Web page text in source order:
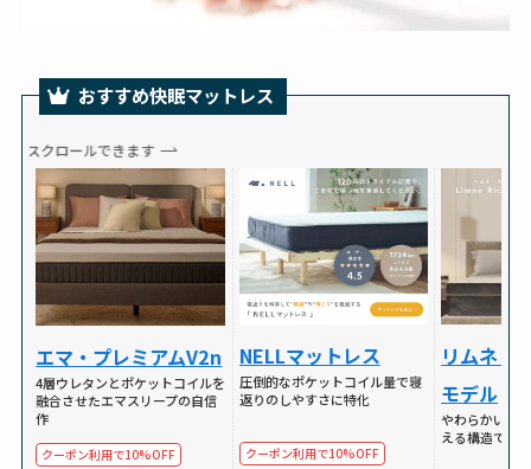
おすすめ快眠マットレス
スクロールできます
エマ・プレミアムV2n
4層ウレタンとポケットコイルを
融合させたエマスリープの自信
作
クーポン利用で10%OFF
NELLマットレス
圧倒的なポケットコイル量で寝
返りのしやすさに特化
クーポン利用で10%OFF
リムネリ
モデル
やわらかい独
える構造で体